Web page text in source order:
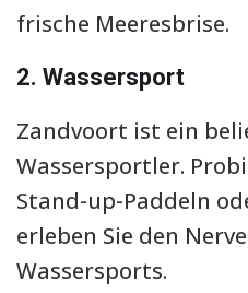
frische Meeresbrise.
2. Wassersport
Zandvoort ist ein
Wassersportler.
Stand-up-Paddeln
erleben Sie den
Wassersports.